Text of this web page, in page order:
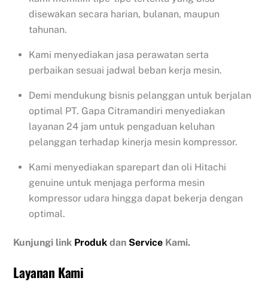
disewakan secara harian, bulanan, maupun
tahunan.
Kami menyediakan jasa perawatan serta
perbaikan sesuai jadwal beban kerja mesin.
Demi mendukung bisnis pelanggan untuk berjalan
optimal PT. Gapa Citramandiri menyediakan
layanan 24 jam untuk pengaduan keluhan
pelanggan terhadap kinerja mesin kompressor.
Kami menyediakan sparepart dan oli Hitachi
genuine untuk menjaga performa mesin
kompressor udara hingga dapat bekerja dengan
optimal.
Kunjungi link Produk dan Service Kami.
Layanan Kami